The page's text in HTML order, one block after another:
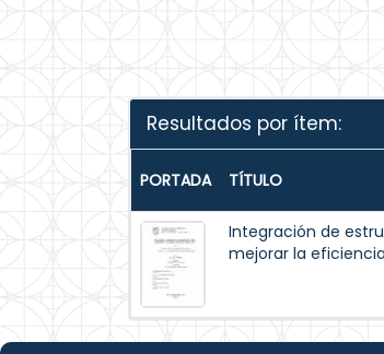
Resultados por ítem:
PORTADA TÍTULO
Integración de
mejorar la